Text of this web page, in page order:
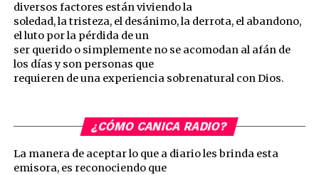
diversos factores están viviendo la
soledad, la tristeza, el desánimo, la derrota, el abandono,
el luto por la pérdida de un
ser querido o simplemente no se acomodan al afán de
los días y son personas que
requieren de una experiencia sobrenatural con Dios.
¿CÓMO CANICA RADIO?
La manera de aceptar lo que a diario les brinda esta
emisora, es reconociendo que